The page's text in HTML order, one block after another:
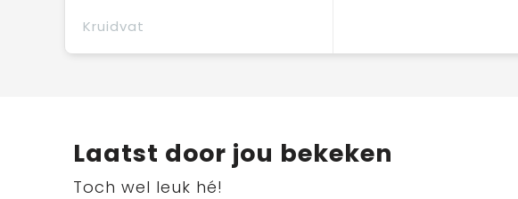
Kruidvat
Laatst door jou bekeken
Toch wel leuk hé!